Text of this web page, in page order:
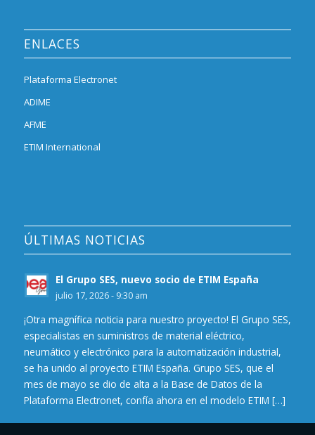
ENLACES
Plataforma Electronet
ADIME
AFME
ETIM International
ÚLTIMAS NOTICIAS
El Grupo SES, nuevo socio de ETIM España
julio 17, 2026 - 9:30 am
¡Otra magnífica noticia para nuestro proyecto! El Grupo SES,
especialistas en suministros de material eléctrico,
neumático y electrónico para la automatización industrial,
se ha unido al proyecto ETIM España. Grupo SES, que el
mes de mayo se dio de alta a la Base de Datos de la
Plataforma Electronet, confía ahora en el modelo ETIM […]